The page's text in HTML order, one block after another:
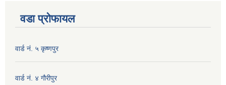
वडा प्रोफायल
वार्ड नं. ५ कृष्णपुर
वार्ड नं. ४ गाैरीपुर